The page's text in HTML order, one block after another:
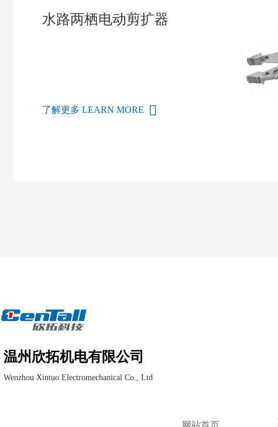
水路两栖电动剪扩器
了解更多 LEARN MORE
温州欣拓机电有限公司
Wenzhou Xintuo Electromechanical Co., Ltd
网站首页